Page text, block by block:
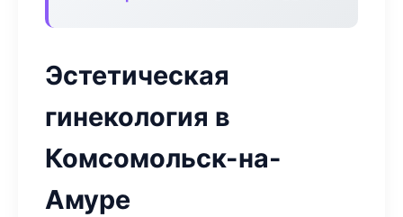
Эстетическая
гинекология в
Комсомольск-на-
Амуре